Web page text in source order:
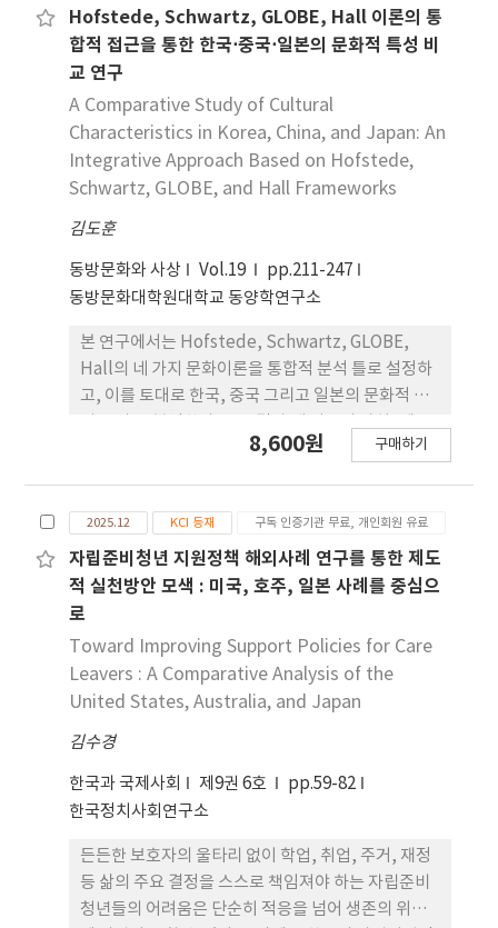
dilutions, odor-free 3 L polyethylene
terephthalate (PET) bags were introduced.
Using the triangle odor bag method,
panelists were asked to identify one odorous
bag among three choices, and odor
concentration was determined based on
each panelist’s individual threshold. Japan
has also introduced an odor index, which
integrates odor concentration and intensity,
perception. Compared with Korea,
differences exist in panelist selection,
reference odor intensity levels, the number
of panelists required, and threshold
calculations, leading to variations in
measured odor concentrations. Since the
early 2000s, comparative studies have
demonstrated that the Japanese method is
measurement practices. The triangle odor
bag method has been recently become
widely adopted across Asia, while dynamic
olfactometry has been standardized under
harmonization of odor measurement and
regulatory frameworks. This study provides
an overview of the Japanese olfactory
measurement method and the procedure for
Hofstede, Schwartz, GLOBE, Hall 이론의 통
합적 접근을 통한 한국⋅중국⋅일본의 문화적 특성 비
교 연구
A Comparative Study of Cultural
Characteristics in Korea, China, and Japan: An
Integrative Approach Based on Hofstede,
Schwartz, GLOBE, and Hall Frameworks
김도훈
동방문화와 사상 Vol.19
pp.211-247
동방문화대학원대학교 동양학연구소
본 연구에서는 Hofstede, Schwartz, GLOBE,
Hall의 네 가지 문화이론을 통합적 분석 틀로 설정하
고, 이를 토대로 한국, 중국 그리고 일본의 문화적 특
관행, 커뮤니케이션이라는 상이 한 층위에서 동아시
근을 넘어 네 이론을 통합함으로 써 동아시아 문화의
다층적 구조를 해명하고, 사회적 변동, 제도적 맥락,
관계 적 상호작용 속에서 문화가 재구성되는 과정을
체계적으로 분석하였다. 이러한 통합적 접근은 정책,
조직관리, 관광, 교육 등 실무 영역에서 문화 맥락을
반영 한 의사결정 설계의 기초를 제공한다.
8,600원 구매하기
2025.12 KCI 등재 구독 인증기관 무료, 개인회원 유료
자립준비청년 지원정책 해외사례 연구를 통한 제도
적 실천방안 모색 : 미국, 호주, 일본 사례를 중심으
로
Toward Improving Support Policies for Care
Leavers : A Comparative Analysis of the
United States, Australia, and Japan
김수경
한국과 국제사회 제9권 6호
pp.59-82
한국정치사회연구소
든든한 보호자의 울타리 없이 학업, 취업, 주거, 재정
등 삶의 주요 결정을 스스로 책임져야 하는 자립준비
청년들의 어려움은 단순히 적응을 넘어 생존의 위기